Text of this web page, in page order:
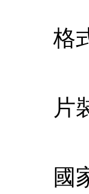
格
片
國